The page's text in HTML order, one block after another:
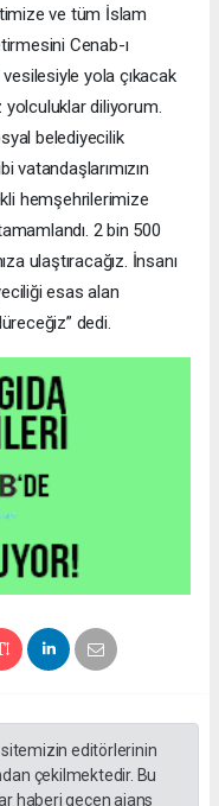
ve tüm İslam
Cenab-ı
yola çıkacak
yolculuklar diliyorum.
belediyecilik
vatandaşlarımızın
hemşehrilerimize
2 bin 500
ulaştıracağız. İnsanı
esas alan
dedi.
editörlerinin
çekilmektedir. Bu
haberi geçen ajans